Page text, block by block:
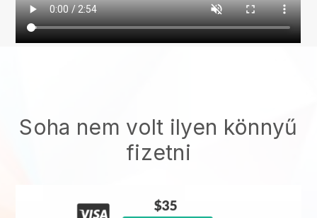
Soha nem volt ilyen könnyű
fizetni